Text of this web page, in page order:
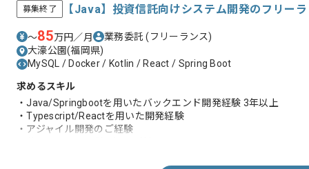
募集終了 【Java】投資信託向けシステム開発のフリー
〜85万円／月 業務委託(フリーランス)
大濠公園(福岡県)
MySQL / Docker / Kotlin / React / Spring Boot
求めるスキル
・Java/Springbootを用いたバックエンド開発経験 3年以上
・Typescript/Reactを用いた開発経験
・アジャイル開発のご経験